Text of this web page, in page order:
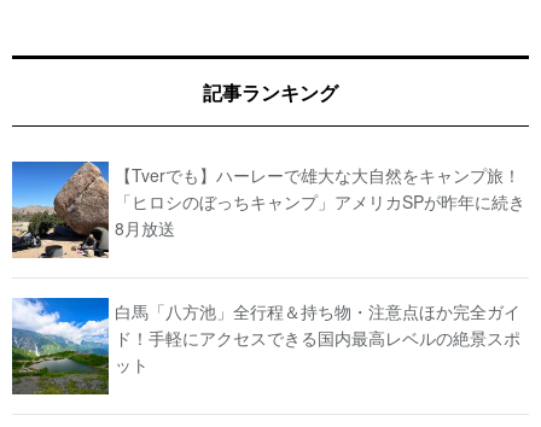
記事ランキング
【Tverでも】ハーレーで雄大な大自然をキャンプ旅！
「ヒロシのぼっちキャンプ」アメリカSPが昨年に続き
8月放送
白馬「八方池」全行程＆持ち物・注意点ほか完全ガイ
ド！手軽にアクセスできる国内最高レベルの絶景スポ
ット